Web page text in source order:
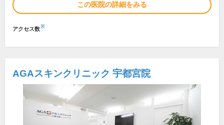
この医院の詳細をみる
アクセス数※
AGAスキンクリニック 宇都宮院